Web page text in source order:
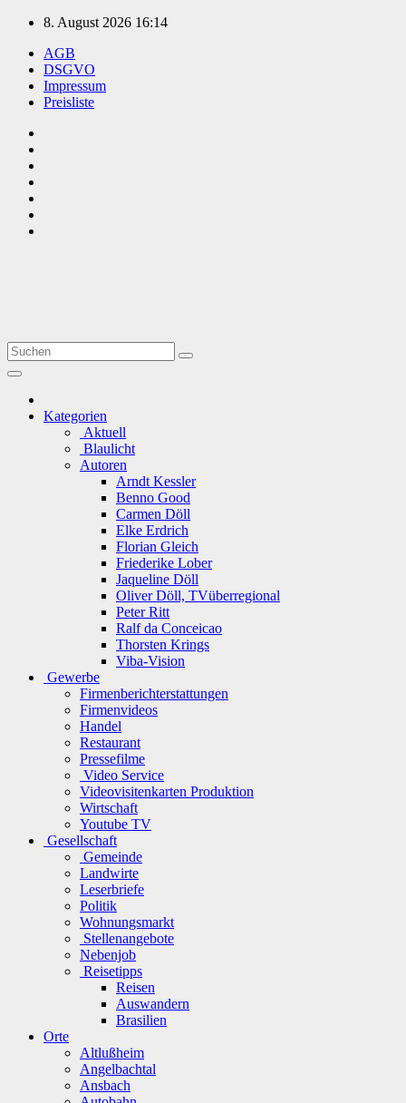
Zum
springen
8. August 2026 16:14
AGB
DSGVO
Impressum
Preisliste
Kategorien
Aktuell
Blaulicht
Autoren
Arndt Kessler
Benno Good
Carmen Döll
Elke Erdrich
Florian Gleich
Friederike Lober
Jaqueline Döll
Oliver Döll, TVüberregional
Peter Ritt
Ralf da Conceicao
Thorsten Krings
Viba-Vision
Gewerbe
Firmenberichterstattungen
Firmenvideos
Handel
Restaurant
Pressefilme
Video Service
Videovisitenkarten Produktion
Wirtschaft
Youtube TV
Gesellschaft
Gemeinde
Landwirte
Leserbriefe
Politik
Wohnungsmarkt
Stellenangebote
Nebenjob
Reisetipps
Reisen
Auswandern
Brasilien
Orte
Altlußheim
Angelbachtal
Ansbach